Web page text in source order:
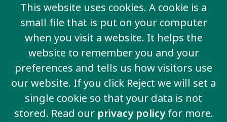
This website uses cookies. A cookie is a
small file that is put on your computer
when you visit a website. It helps the
website to remember you and your
preferences and tells us how visitors use
our website. If you click Reject we will set a
single cookie so that your data is not
stored. Read our privacy policyfor more.
View all key issues
Support for Families